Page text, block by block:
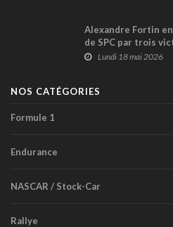
Alexandre Fortin
de SPC par trois
également triple
Lundi 18 mai 2026
NOS CATÉGORIES
Formule 1
Endurance
NASCAR / Stock-Car
Rallye